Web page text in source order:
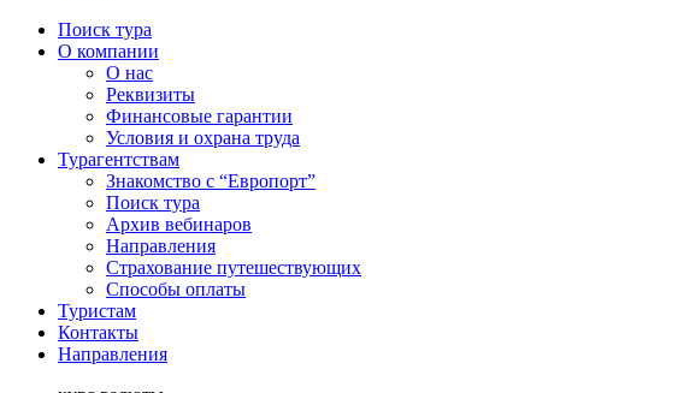
Поиск тура
О компании
О нас
Реквизиты
Финансовые гарантии
Условия и охрана труда
Турагентствам
Знакомство с “Европорт”
Поиск тура
Архив вебинаров
Направления
Страхование путешествующих
Способы оплаты
Туристам
Контакты
Направления